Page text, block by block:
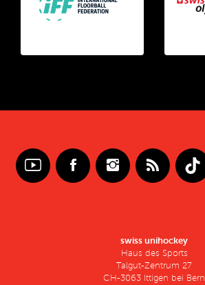
swiss unihockey
Haus des Sports
Talgut-Zentrum 27
CH-3063 Ittigen bei Bern